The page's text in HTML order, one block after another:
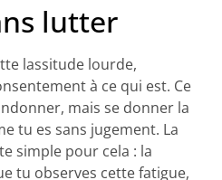
lutter
lassitude lourde,
à ce qui est. Ce
mais se donner la
tu es sans jugement. La
simple pour cela : la
tu observes cette fatigue,